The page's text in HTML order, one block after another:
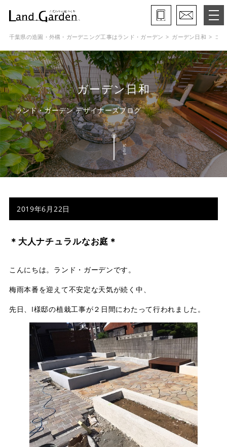
ランド・ガーデンとは
モデルガーデン
施工事例
保証と約束・ご理解いただきたい事
施工の流れ
よくある質問
サイトマップ
採用情報
千葉県の造園・外構・ガーデニング工事はランド・ガーデン ガーデン日和 コ
ガーデン日和
ランド・ガーデン デザイナーズブログ
Scroll
2019年6月22日
＊大人ナチュラルなお庭＊
こんにちは。ランド・ガーデンです。
梅雨本番を迎えて不安定な天気が続く中、
先日、I様邸の植栽工事が２日間にわたって行われました。